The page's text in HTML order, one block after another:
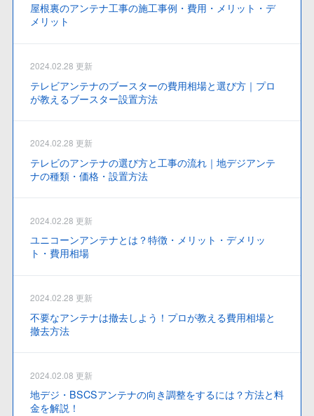
屋根裏のアンテナ工事の施工事例・費用・メリット・デ
メリット
2024.02.28 更新
テレビアンテナのブースターの費用相場と選び方｜プロ
が教えるブースター設置方法
2024.02.28 更新
テレビのアンテナの選び方と工事の流れ｜地デジアンテ
ナの種類・価格・設置方法
2024.02.28 更新
ユニコーンアンテナとは？特徴・メリット・デメリッ
ト・費用相場
2024.02.28 更新
不要なアンテナは撤去しよう！プロが教える費用相場と
撤去方法
2024.02.08 更新
地デジ・BSCSアンテナの向き調整をするには？方法と料
金を解説！